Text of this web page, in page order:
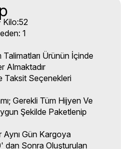
Kilo:52
1
Talimatları Ürünün İçinde
Almaktadır
Taksit Seçenekleri
Gerekli Tüm Hijyen Ve
Şekilde Paketlenip
Aynı Gün Kargoya
dan Sonra Oluşturulan